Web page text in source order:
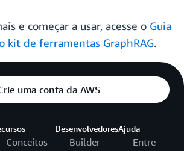
e começar a usar, acesse o Guia
kit de ferramentas GraphRAG.
uma conta da AWS
Conceitos
Desenvolvedores
Builder
Ajuda
Entre